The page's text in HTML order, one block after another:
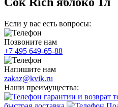
Если у вас есть вопросы:
Позвоните нам
+7 495 649-65-88
Напишите нам
zakaz@kvik.ru
Наши преимущества:
гарантии и возврат